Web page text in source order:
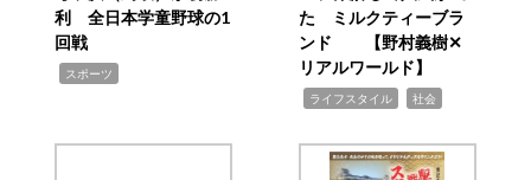
利 全日本学童野球の1
回戦
スポーツ
た ミルクティーブラ
ンド 【野村義樹✕
リアルワールド】
ライフスタイル 社会